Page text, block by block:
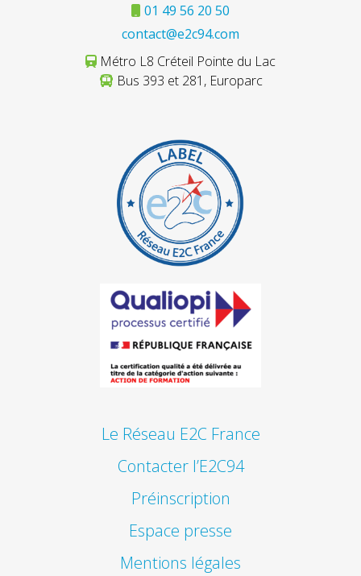
01 49 56 20 50
contact@e2c94.com
Métro L8 Créteil Pointe du Lac
Bus 393 et 281, Europarc
Le Réseau E2C France
Contacter l’E2C94
Préinscription
Espace presse
Mentions légales